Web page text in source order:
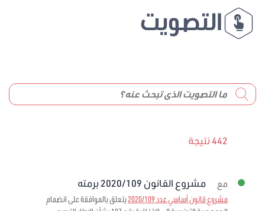
التصويت
442 نتيجة
مع مشروع القانون 2020/109 برمته
مشروع قانون أساسي عدد 2020/109
يتعلق بالموافقة على انضمام